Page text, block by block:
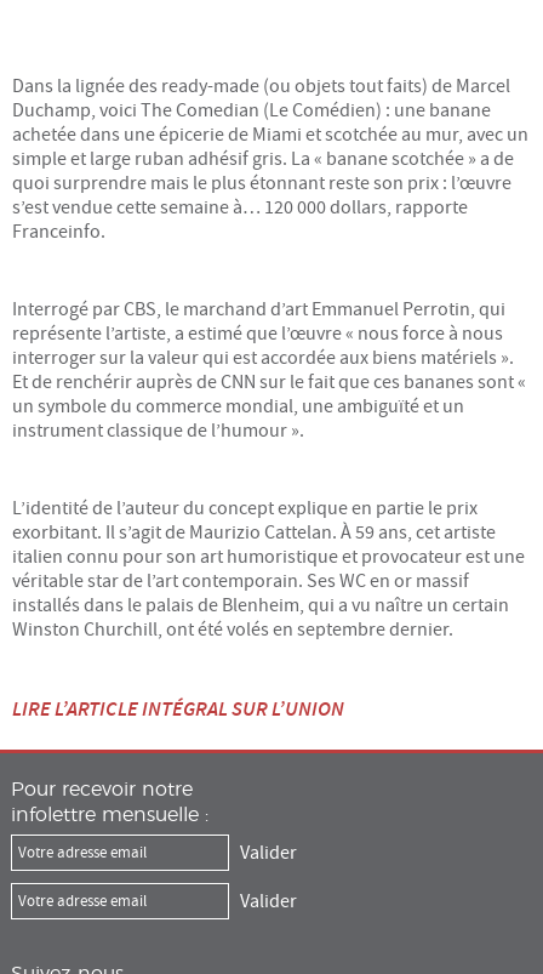
Culture, médias
Démocratie, gouvernances
Droits Humains, solidarité
Économie
Éducation, familles
Mobilité
Numérique
Santé
UPPM
A PROPOS
Dans la lignée des ready-made (ou objets tout faits) de Marcel
Duchamp, voici The Comedian (Le Comédien) : une banane
achetée dans une épicerie de Miami et scotchée au mur, avec un
simple et large ruban adhésif gris. La « banane scotchée » a de
quoi surprendre mais le plus étonnant reste son prix : l’œuvre
s’est vendue cette semaine à… 120 000 dollars, rapporte
Franceinfo.
Interrogé par CBS, le marchand d’art Emmanuel Perrotin, qui
représente l’artiste, a estimé que l’œuvre « nous force à nous
interroger sur la valeur qui est accordée aux biens matériels ».
Et de renchérir auprès de CNN sur le fait que ces bananes sont «
un symbole du commerce mondial, une ambiguïté et un
instrument classique de l’humour ».
L’identité de l’auteur du concept explique en partie le prix
exorbitant. Il s’agit de Maurizio Cattelan. À 59 ans, cet artiste
italien connu pour son art humoristique et provocateur est une
véritable star de l’art contemporain. Ses WC en or massif
installés dans le palais de Blenheim, qui a vu naître un certain
Winston Churchill, ont été volés en septembre dernier.
LIRE L’ARTICLE INTÉGRAL SUR L’UNION
Pour recevoir notre
infolettre mensuelle :